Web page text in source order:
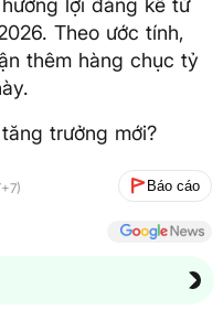
lợi đáng kể từ
Theo ước tính,
thêm hàng chục tỷ
trưởng mới?
Báo cáo